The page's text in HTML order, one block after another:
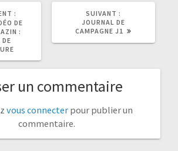
:
DE
:
DE
SUIVANT :
JOURNAL DE
CAMPAGNE J1
un commentaire
vous connecter pour publier un
commentaire.